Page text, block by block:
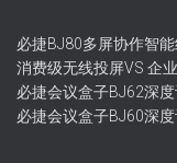
必捷BJ80多屏协作智能
消费级无线投屏VS 企
必捷会议盒子BJ62深度
必捷会议盒子BJ60深度